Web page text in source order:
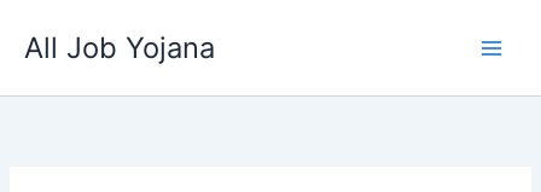
All Job Yojana